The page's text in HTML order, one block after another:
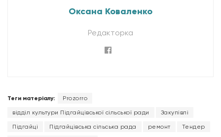
Оксана Коваленко
Редакторка
Теги матеріалу: Prozorro
відділ культури Підгайцівської сільської ради Закупівлі
Підгайці Підгайцівська сільська рада ремонт Тендер